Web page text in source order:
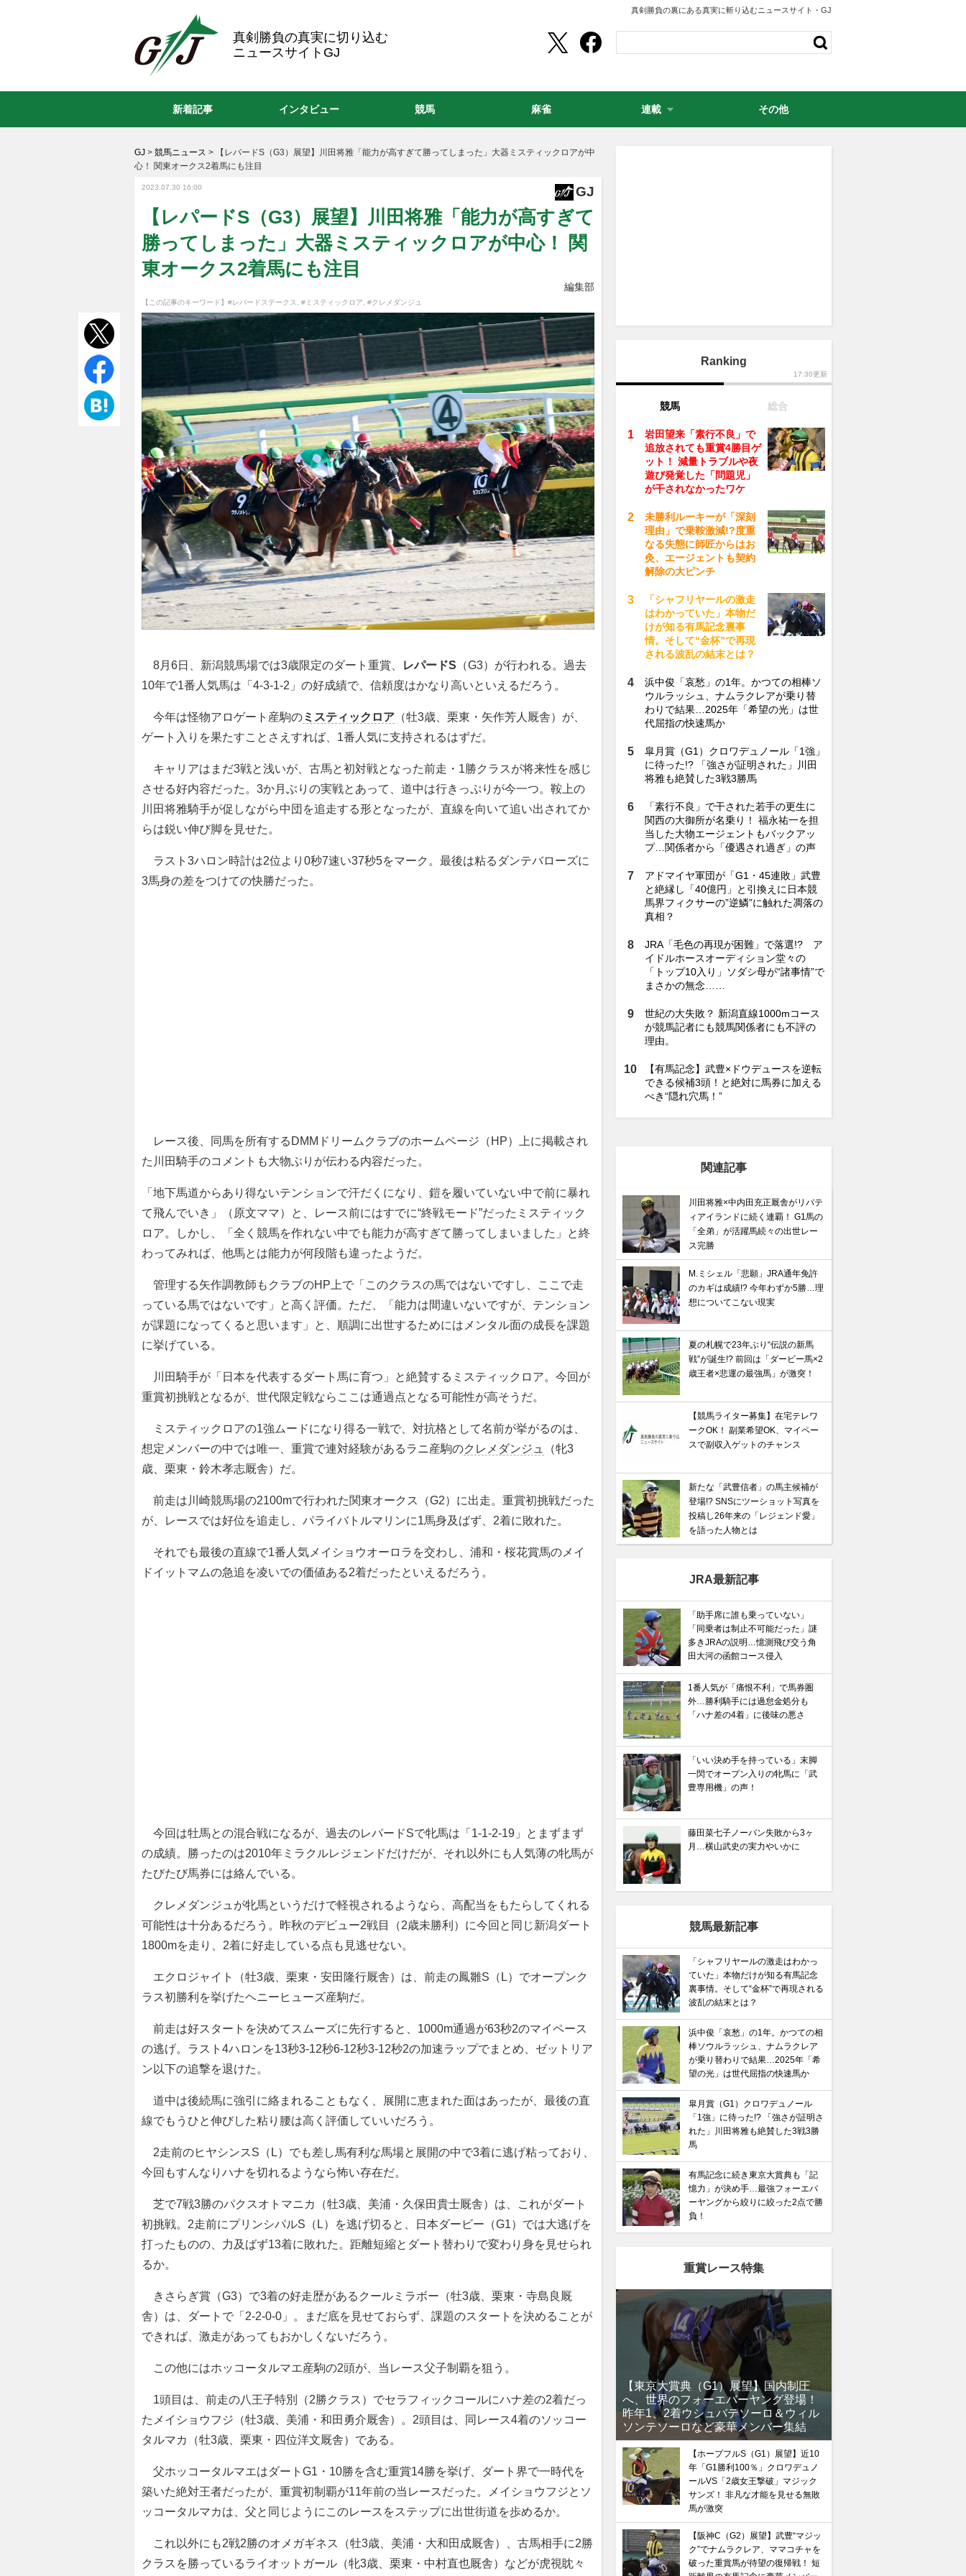
真剣勝負の裏にある真実に斬り込むニュースサイト・GJ
真剣勝負の真実に切り込む
ニュースサイトGJ
GJ > 競馬ニュース >
【レパードS（G3）展望】川田将雅「能力が高すぎて勝ってしまった」大器ミスティックロアが中
心！ 関東オークス2着馬にも注目
2023.07.30 16:00 GJ
【レパードS（G3）展望】川田将雅「能力が高すぎて
勝ってしまった」大器ミスティックロアが中心！ 関
東オークス2着馬にも注目
編集部
【この記事のキーワード】 #レパードステークス #ミスティックロア #クレメダンジュ
8月6日、新潟競馬場では3歳限定のダート重賞、 レパードS （G3）が行われる。過去
10年で1番人気馬は「4-3-1-2」の好成績で、信頼度はかなり高いといえるだろう。
今年は怪物アロゲート産駒のミスティックロア （牡3歳、栗東・矢作芳人厩舎）が、
ゲート入りを果たすことさえすれば、1番人気に支持されるはずだ。
キャリアはまだ3戦と浅いが、古馬と初対戦となった前走・1勝クラスが将来性を感じ
させる好内容だった。3か月ぶりの実戦とあって、道中は行きっぷりが今一つ。鞍上の
川田将雅騎手が促しながら中団を追走する形となったが、直線を向いて追い出されてか
らは鋭い伸び脚を見せた。
ラスト3ハロン時計は2位より0秒7速い37秒5をマーク。最後は粘るダンテバローズに
3馬身の差をつけての快勝だった。
レース後、同馬を所有するDMMドリームクラブのホームページ（HP）上に掲載され
た川田騎手のコメントも大物ぶりが伝わる内容だった。
「地下馬道からあり得ないテンションで汗だくになり、鎧を履いていない中で前に暴れ
て飛んでいき」（原文ママ）と、レース前にはすでに“終戦モード”だったミスティック
ロア。しかし、「全く競馬を作れない中でも能力が高すぎて勝ってしまいました」と終
わってみれば、他馬とは能力が何段階も違ったようだ。
管理する矢作調教師もクラブのHP上で「このクラスの馬ではないですし、ここで走
っている馬ではないです」と高く評価。ただ、「能力は間違いないですが、テンション
が課題になってくると思います」と、順調に出世するためにはメンタル面の成長を課題
に挙げている。
川田騎手が「日本を代表するダート馬に育つ」と絶賛するミスティックロア。今回が
重賞初挑戦となるが、世代限定戦ならここは通過点となる可能性が高そうだ。
ミスティックロアの1強ムードになり得る一戦で、対抗格として名前が挙がるのは、
想定メンバーの中では唯一、重賞で連対経験があるラニ産駒のクレメダンジュ
（牝3
歳、栗東・鈴木孝志厩舎）だ。
前走は川崎競馬場の2100mで行われた関東オークス（G2）に出走。重賞初挑戦だった
が、レースでは好位を追走し、パライバトルマリンに1馬身及ばず、2着に敗れた。
それでも最後の直線で1番人気メイショウオーロラを交わし、浦和・桜花賞馬のメイ
ドイットマムの急追を凌いでの価値ある2着だったといえるだろう。
今回は牡馬との混合戦になるが、過去のレパードSで牝馬は「1-1-2-19」とまずまず
の成績。勝ったのは2010年ミラクルレジェンドだけだが、それ以外にも人気薄の牝馬が
たびたび馬券には絡んでいる。
クレメダンジュが牝馬というだけで軽視されるようなら、高配当をもたらしてくれる
可能性は十分あるだろう。昨秋のデビュー2戦目（2歳未勝利）に今回と同じ新潟ダート
1800mを走り、2着に好走している点も見逃せない。
エクロジャイト（牡3歳、栗東・安田隆行厩舎）は、前走の鳳雛S（L）でオープンク
ラス初勝利を挙げたヘニーヒューズ産駒だ。
前走は好スタートを決めてスムーズに先行すると、1000m通過が63秒2のマイペース
の逃げ。ラスト4ハロンを13秒3-12秒6-12秒3-12秒2の加速ラップでまとめ、ゼットリア
ン以下の追撃を退けた。
道中は後続馬に強引に絡まれることもなく、展開に恵まれた面はあったが、最後の直
線でもうひと伸びした粘り腰は高く評価していいだろう。
2走前のヒヤシンスS（L）でも差し馬有利な馬場と展開の中で3着に逃げ粘っており、
今回もすんなりハナを切れるようなら怖い存在だ。
芝で7戦3勝のパクスオトマニカ（牡3歳、美浦・久保田貴士厩舎）は、これがダート
初挑戦。2走前にプリンシパルS（L）を逃げ切ると、日本ダービー（G1）では大逃げを
打ったものの、力及ばず13着に敗れた。距離短縮とダート替わりで変わり身を見せられ
るか。
きさらぎ賞（G3）で3着の好走歴があるクールミラボー（牡3歳、栗東・寺島良厩
舎）は、ダートで「2-2-0-0」。まだ底を見せておらず、課題のスタートを決めることが
できれば、激走があってもおかしくないだろう。
この他にはホッコータルマエ産駒の2頭が、当レース父子制覇を狙う。
1頭目は、前走の八王子特別（2勝クラス）でセラフィックコールにハナ差の2着だっ
たメイショウフジ（牡3歳、美浦・和田勇介厩舎）。2頭目は、同レース4着のソッコー
タルマカ（牡3歳、栗東・四位洋文厩舎）である。
父ホッコータルマエはダートG1・10勝を含む重賞14勝を挙げ、ダート界で一時代を
築いた絶対王者だったが、重賞初制覇が11年前の当レースだった。メイショウフジとソ
ッコータルマカは、父と同じようにこのレースをステップに出世街道を歩めるか。
これ以外にも2戦2勝のオメガギネス（牡3歳、美浦・大和田成厩舎）、古馬相手に2勝
クラスを勝っているライオットガール（牝3歳、栗東・中村直也厩舎）などが虎視眈々
Ranking
17:30更新
競馬 総合
岩田望来「素行不良」で
追放されても重賞4勝目ゲ
ット！ 減量トラブルや夜
遊び発覚した「問題児」
が干されなかったワケ
未勝利ルーキーが「深刻
理由」で乗鞍激減!?度重
なる失態に師匠からはお
灸、エージェントも契約
解除の大ピンチ
「シャフリヤールの激走
はわかっていた」本物だ
けが知る有馬記念裏事
情。そして“金杯”で再現
される波乱の結末とは？
浜中俊「哀愁」の1年。かつての相棒ソ
ウルラッシュ、ナムラクレアが乗り替
わりで結果…2025年「希望の光」は世
代屈指の快速馬か
皐月賞（G1）クロワデュノール「1強」
に待った!? 「強さが証明された」川田
将雅も絶賛した3戦3勝馬
「素行不良」で干された若手の更生に
関西の大御所が名乗り！ 福永祐一を担
当した大物エージェントもバックアッ
プ…関係者から「優遇され過ぎ」の声
アドマイヤ軍団が「G1・45連敗」武豊
と絶縁し「40億円」と引換えに日本競
馬界フィクサーの”逆鱗”に触れた凋落の
真相？
JRA「毛色の再現が困難」で落選!? ア
イドルホースオーディション堂々の
「トップ10入り」ソダシ母が“諸事情”で
まさかの無念……
世紀の大失敗？ 新潟直線1000mコース
が競馬記者にも競馬関係者にも不評の
理由。
【有馬記念】武豊×ドウデュースを逆転
できる候補3頭！と絶対に馬券に加える
べき“隠れ穴馬！”
関連記事
川田将雅×中内田充正厩舎がリバテ
ィアイランドに続く連覇！ G1馬の
「全弟」が活躍馬続々の出世レー
ス完勝
M.ミシェル「悲願」JRA通年免許
のカギは成績!? 今年わずか5勝…理
想についてこない現実
夏の札幌で23年ぶり“伝説の新馬
戦”が誕生!? 前回は「ダービー馬×2
歳王者×悲運の最強馬」が激突！
【競馬ライター募集】在宅テレワ
ークOK！ 副業希望OK、マイペー
スで副収入ゲットのチャンス
新たな「武豊信者」の馬主候補が
登場!? SNSにツーショット写真を
投稿し26年来の「レジェンド愛」
を語った人物とは
JRA最新記事
「助手席に誰も乗っていない」
「同乗者は制止不可能だった」謎
多きJRAの説明…憶測飛び交う角
田大河の函館コース侵入
1番人気が「痛恨不利」で馬券圏
外…勝利騎手には過怠金処分も
「ハナ差の4着」に後味の悪さ
「いい決め手を持っている」末脚
一閃でオープン入りの牝馬に「武
豊専用機」の声！
藤田菜七子ノーバン失敗から3ヶ
月…横山武史の実力やいかに
競馬最新記事
「シャフリヤールの激走はわかっ
ていた」本物だけが知る有馬記念
裏事情。そして“金杯”で再現される
波乱の結末とは？
浜中俊「哀愁」の1年。かつての相
棒ソウルラッシュ、ナムラクレア
が乗り替わりで結果…2025年「希
望の光」は世代屈指の快速馬か
皐月賞（G1）クロワデュノール
「1強」に待った!? 「強さが証明さ
れた」川田将雅も絶賛した3戦3勝
馬
有馬記念に続き東京大賞典も「記
憶力」が決め手…最強フォーエバ
ーヤングから絞りに絞った2点で勝
負！
重賞レース特集
【東京大賞典（G1）展望】国内制圧
へ、世界のフォーエバーヤング登場！
昨年1、2着ウシュバテソーロ＆ウィル
ソンテソーロなど豪華メンバー集結
【ホープフルS（G1）展望】近10
年「G1勝利100％」クロワデュノ
ールVS「2歳女王撃破」マジック
サンズ！ 非凡な才能を見せる無敗
馬が激突
【阪神C（G2）展望】武豊“マジッ
ク”でナムラクレア、ママコチャを
破った重賞馬が待望の復帰戦！ 短
新着記事 インタビュー 競馬 麻雀 連載 その他